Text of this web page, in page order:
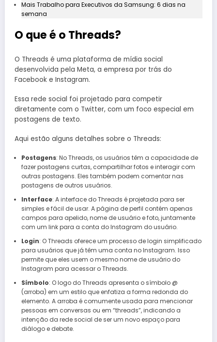
Mais Trabalho para Executivos da Samsung: 6 dias na
semana
O que é o Threads?
O Threads é uma plataforma de mídia social
desenvolvida pela Meta, a empresa por trás do
Facebook e Instagram.
Essa rede social foi projetado para competir
diretamente com o Twitter, com um foco especial em
postagens de texto.
Aqui estão alguns detalhes sobre o Threads:
Postagens: No Threads, os usuários têm a capacidade de
fazer postagens curtas, compartilhar fotos e interagir com
outras postagens. Eles também podem comentar nas
postagens de outros usuários.
Interface: A interface do Threads é projetada para ser
simples e fácil de usar. A página de perfil contém apenas
campos para apelido, nome de usuário e foto, juntamente
com um link para a conta do Instagram do usuário.
Login: O Threads oferece um processo de login simplificado
para usuários que já têm uma conta no Instagram. Isso
permite que eles usem o mesmo nome de usuário do
Instagram para acessar o Threads.
Símbolo: O logo do Threads apresenta o símbolo @
(arroba) em um estilo que enfatiza a forma redonda do
elemento. A arroba é comumente usada para mencionar
pessoas em conversas ou em “threads”, indicando a
intenção da rede social de ser um novo espaço para
diálogo e debate.